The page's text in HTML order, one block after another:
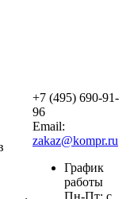
+7 (495) 690-91-
96
Email:
zakaz@kompr.ru
График
работы